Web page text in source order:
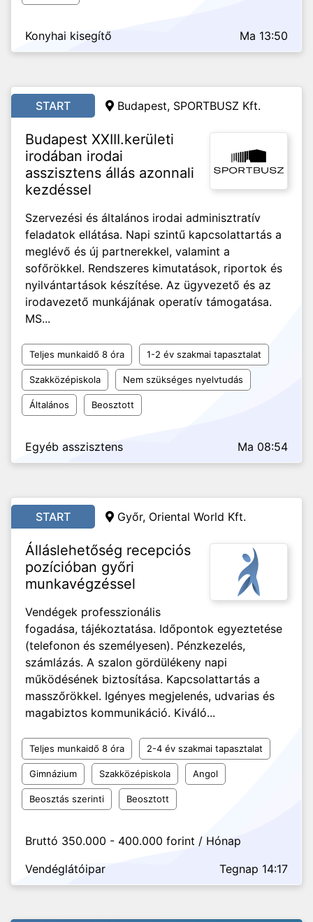
Konyhai kisegítő Ma 13:50
START Budapest, SPORTBUSZ Kft.
Budapest XXIII.kerületi
irodában irodai
asszisztens állás azonnali
kezdéssel
Szervezési és általános irodai adminisztratív
feladatok ellátása. Napi szintű kapcsolattartás a
meglévő és új partnerekkel, valamint a
sofőrökkel. Rendszeres kimutatások, riportok és
nyilvántartások készítése. Az ügyvezető és az
irodavezető munkájának operatív támogatása.
MS...
Teljes munkaidő 8 óra 1-2 év szakmai tapasztalat
Szakközépiskola Nem szükséges nyelvtudás
Általános Beosztott
Egyéb asszisztens Ma 08:54
START Győr, Oriental World Kft.
Álláslehetőség recepciós
pozícióban győri
munkavégzéssel
Vendégek professzionális
fogadása, tájékoztatása. Időpontok egyeztetése
(telefonon és személyesen). Pénzkezelés,
számlázás. A szalon gördülékeny napi
működésének biztosítása. Kapcsolattartás a
masszőrökkel. Igényes megjelenés, udvarias és
magabiztos kommunikáció. Kiváló...
Teljes munkaidő 8 óra 2-4 év szakmai tapasztalat
Gimnázium Szakközépiskola Angol
Beosztás szerinti Beosztott
Bruttó 350.000 - 400.000 forint / Hónap
Vendéglátóipar
Tegnap 14:17